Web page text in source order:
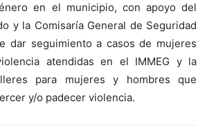
en el municipio, con apoyo del
y la Comisaría General de Seguridad
dar seguimiento a casos de mujeres
atendidas en el IMMEG y la
para mujeres y hombres que
y/o padecer violencia.